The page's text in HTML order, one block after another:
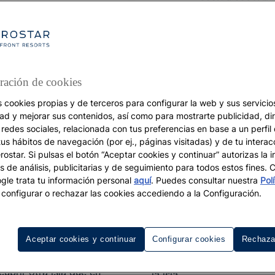
toma café bajo los
solitarios donde los
y donde en
de los almendros en
alejada de las playas
distan mucho
sería llevar a engaño.
la posidonia devuelve
calas encajadas
otra isla que en
entre un privilegiado
humanas que se resisten
embargo, quienes
parejas en Ibiza saben
contrapunto perfecto: un
todas las comodidades
en su corazón rural. El
hotel para adultos
S'Argamassa, en Santa
refugios donde la
se convierte en el mejor
de cookies
cookies propias y de terceros para configurar la web y sus
y mejorar sus contenidos, así como para mostrarte publicidad,
sociales, relacionada con tus preferencias en base a un perfil
hábitos de navegación (por ej., páginas visitadas) y de tu
Si pulsas el botón “Aceptar cookies y continuar” autorizas la
de análisis, publicitarias y de seguimiento para todos estos fines.
trata tu información personal aquí. Puedes consultar nuestra
o rechazar las cookies accediendo a la Configuración.
Configurar cookies
Aceptar cookies y continuar